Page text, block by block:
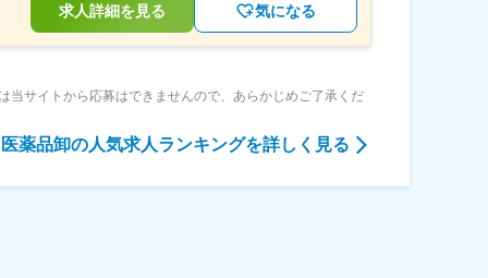
求人詳細を見る 気になる
サイトから応募はできませんので、あらかじめご了承くだ
医薬品卸の人気求人ランキングを詳しく見る